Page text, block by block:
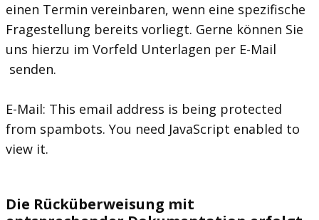
einen Termin vereinbaren, wenn eine spezifische
Fragestellung bereits vorliegt. Gerne können Sie
uns hierzu im Vorfeld Unterlagen per E-Mail
senden.
E-Mail: This email address is being protected
from spambots. You need JavaScript enabled to
view it.
Die Rücküberweisung mit